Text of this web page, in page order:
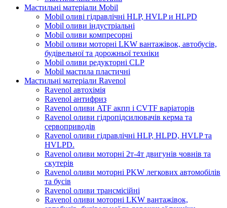
Мастильні матеріали Mobil
Mobil оливі гідравлічні HLP, HVLP и HLPD
Mobil оливи індустріальні
Mobil оливи компресорні
Mobil оливи моторні LKW вантажівок, автобусів,
будівельної та дорожньої техніки
Mobil оливи редукторні CLP
Mobil мастила пластичні
Мастильні матеріали Ravenol
Ravenol автохімія
Ravenol антифриз
Ravenol оливи ATF акпп і CVTF варіаторів
Ravenol оливи гідропідсилювачів керма та
сервоприводів
Ravenol оливи гідравлічні HLP, HLPD, HVLP та
HVLPD.
Ravenol оливи моторні 2т-4т двигунів човнів та
скутерів
Ravenol оливи моторні PKW легкових автомобілів
та бусів
Ravenol оливи трансмісійні
Ravenol оливи моторні LKW вантажівок,